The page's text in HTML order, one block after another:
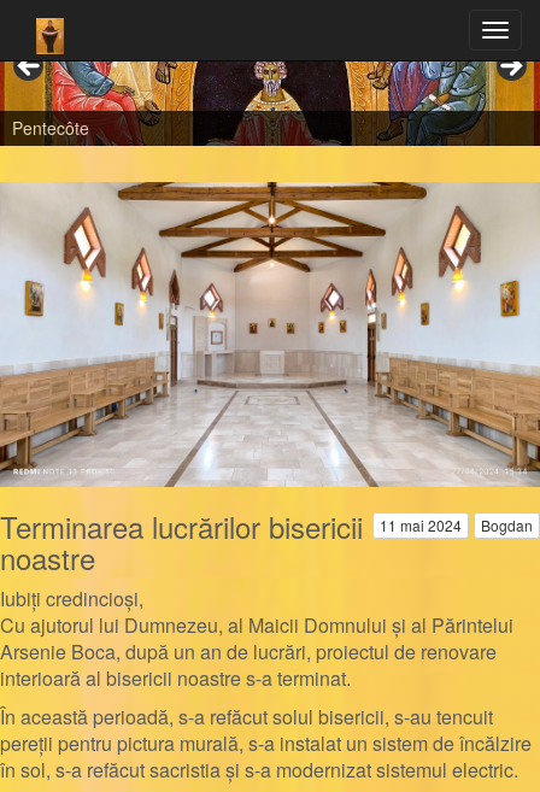
Pentecôte
11 mai 2024 Bogdan
Terminarea lucrărilor bisericii
noastre
Iubiți credincioși,
Cu ajutorul lui Dumnezeu, al Maicii Domnului și al Părintelui
Arsenie Boca, după un an de lucrări, proiectul de renovare
interioară al bisericii noastre s-a terminat.
În această perioadă, s-a refăcut solul bisericii, s-au tencuit
pereții pentru pictura murală, s-a instalat un sistem de încălzire
în sol, s-a refăcut sacristia și s-a modernizat sistemul electric.